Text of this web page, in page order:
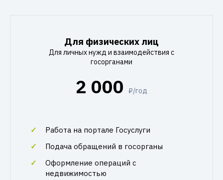
Для физических лиц
Для личных нужд и взаимодействия с
госорганами
2 000 ₽/год
Работа на портале Госуслуги
Подача обращений в госорганы
Оформление операций с
недвижимостью